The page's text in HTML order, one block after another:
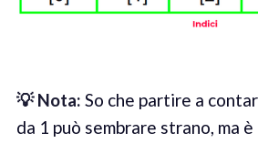
💡Nota: So che partire a
da 1 può sembrare strano, ma